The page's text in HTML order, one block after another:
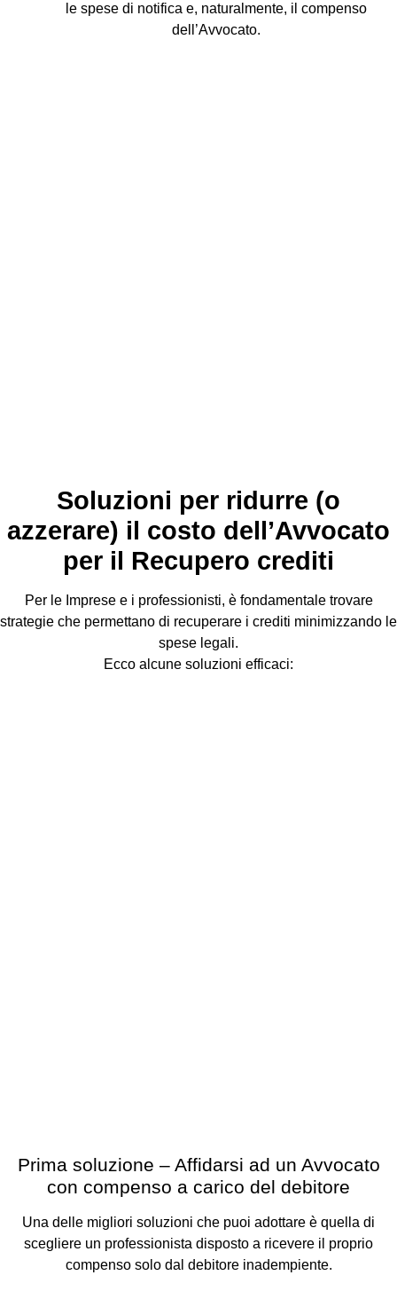
le spese di notifica e, naturalmente, il compenso
dell’Avvocato.
Soluzioni per ridurre (o
azzerare) il costo dell’Avvocato
per il Recupero crediti
Per le Imprese e i professionisti, è fondamentale trovare
strategie che permettano di recuperare i crediti minimizzando le
spese legali.
Ecco alcune soluzioni efficaci:
Prima soluzione – Affidarsi ad un Avvocato
con compenso a carico del debitore
Una delle migliori soluzioni che puoi adottare è quella di
scegliere un professionista disposto a ricevere il proprio
compenso solo dal debitore inadempiente.